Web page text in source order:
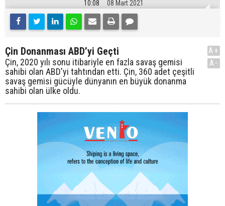
10:08 08 Mart 2021
Çin Donanması ABD’yi Geçti
Çin, 2020 yılı sonu itibariyle en fazla savaş gemisi
sahibi olan ABD'yi tahtından etti. Çin, 360 adet çeşitli
savaş gemisi gücüyle dünyanın en büyük donanma
sahibi olan ülke oldu.
A+
A-